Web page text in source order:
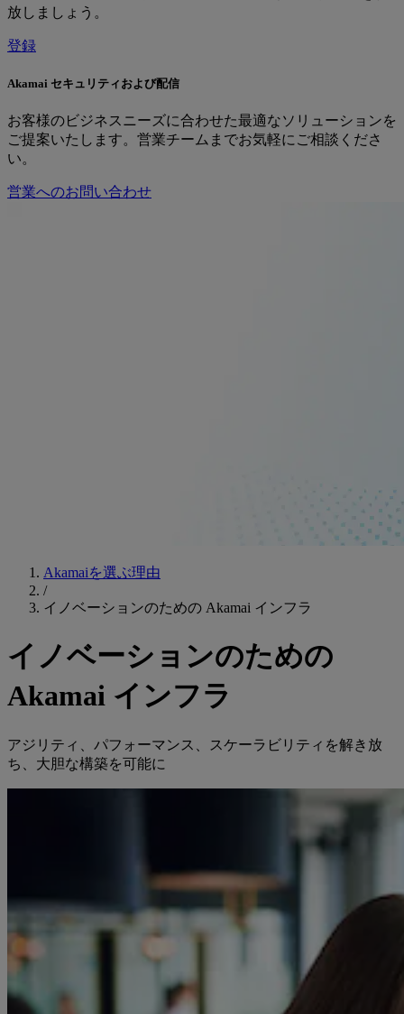
放しましょう。
登録
Akamai セキュリティおよび配信
お客様のビジネスニーズに合わせた最適なソリューションを
ご提案いたします。営業チームまでお気軽にご相談くださ
い。
営業へのお問い合わせ
Akamaiを選ぶ理由
/
イノベーションのための Akamai インフラ
イノベーションのための
Akamai インフラ
アジリティ、パフォーマンス、スケーラビリティを解き放
ち、大胆な構築を可能に